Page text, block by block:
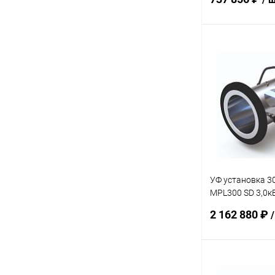
В избранное
К сравнению
УФ установка
MPL300 SD
(PMPX010090)
2 162 880 ₽